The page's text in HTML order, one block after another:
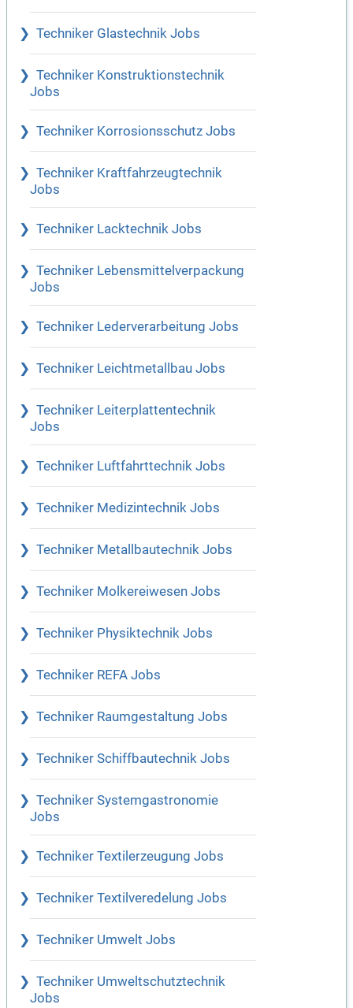
Techniker Glastechnik Jobs
Techniker Konstruktionstechnik
Jobs
Techniker Korrosionsschutz Jobs
Techniker Kraftfahrzeugtechnik
Jobs
Techniker Lacktechnik Jobs
Techniker Lebensmittelverpackung
Jobs
Techniker Lederverarbeitung Jobs
Techniker Leichtmetallbau Jobs
Techniker Leiterplattentechnik
Jobs
Techniker Luftfahrttechnik Jobs
Techniker Medizintechnik Jobs
Techniker Metallbautechnik Jobs
Techniker Molkereiwesen Jobs
Techniker Physiktechnik Jobs
Techniker REFA Jobs
Techniker Raumgestaltung Jobs
Techniker Schiffbautechnik Jobs
Techniker Systemgastronomie
Jobs
Techniker Textilerzeugung Jobs
Techniker Textilveredelung Jobs
Techniker Umwelt Jobs
Techniker Umweltschutztechnik
Jobs